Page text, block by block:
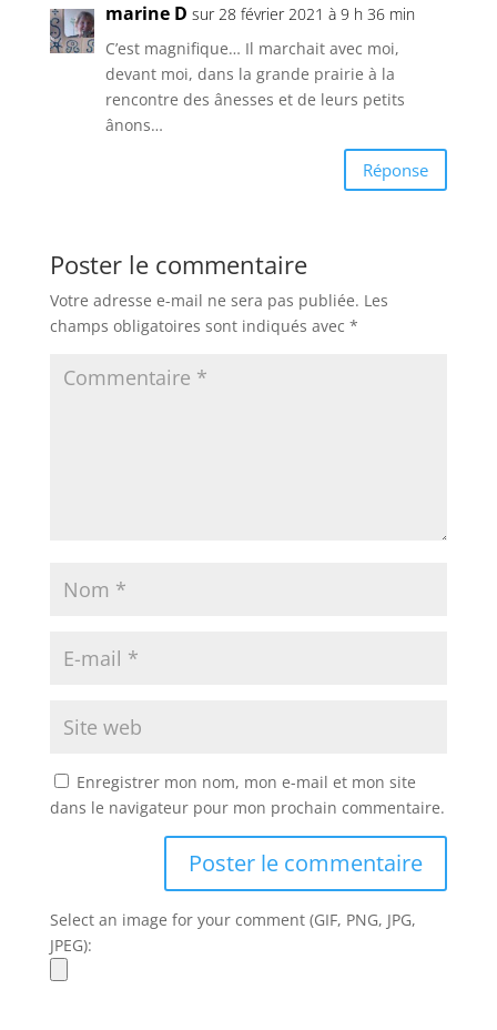
marine D sur 28 février 2021 à 9 h 36 min
C’est magnifique… Il marchait avec moi,
devant moi, dans la grande prairie à la
rencontre des ânesses et de leurs petits
ânons…
Réponse
Poster le commentaire
Votre adresse e-mail ne sera pas publiée. Les
champs obligatoires sont indiqués avec *
Enregistrer mon nom, mon e-mail et mon site
dans le navigateur pour mon prochain commentaire.
Select an image for your comment (GIF, PNG, JPG,
JPEG):